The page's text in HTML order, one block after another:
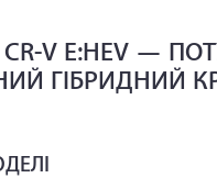
CR-V E:HEV —
ГІБРИДНИЙ